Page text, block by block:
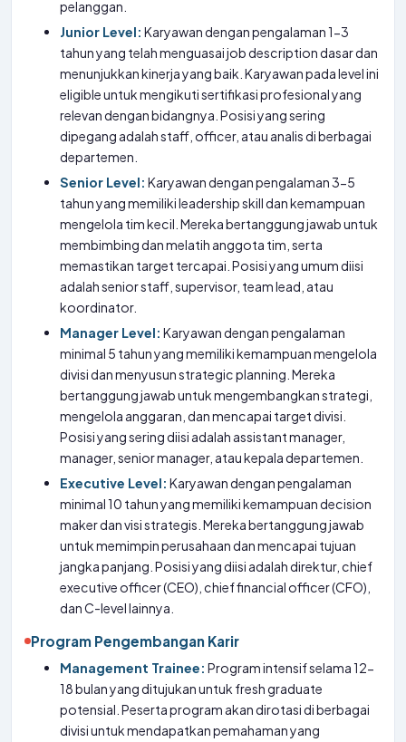
pelanggan.
Junior Level: Karyawan dengan pengalaman 1-3
tahun yang telah menguasai job description dasar dan
menunjukkan kinerja yang baik. Karyawan pada level ini
eligible untuk mengikuti sertifikasi profesional yang
relevan dengan bidangnya. Posisi yang sering
dipegang adalah staff, officer, atau analis di berbagai
departemen.
Senior Level: Karyawan dengan pengalaman 3-5
tahun yang memiliki leadership skill dan kemampuan
mengelola tim kecil. Mereka bertanggung jawab untuk
membimbing dan melatih anggota tim, serta
memastikan target tercapai. Posisi yang umum diisi
adalah senior staff, supervisor, team lead, atau
koordinator.
Manager Level: Karyawan dengan pengalaman
minimal 5 tahun yang memiliki kemampuan mengelola
divisi dan menyusun strategic planning. Mereka
bertanggung jawab untuk mengembangkan strategi,
mengelola anggaran, dan mencapai target divisi.
Posisi yang sering diisi adalah assistant manager,
manager, senior manager, atau kepala departemen.
Executive Level: Karyawan dengan pengalaman
minimal 10 tahun yang memiliki kemampuan decision
maker dan visi strategis. Mereka bertanggung jawab
untuk memimpin perusahaan dan mencapai tujuan
jangka panjang. Posisi yang diisi adalah direktur, chief
executive officer (CEO), chief financial officer (CFO),
dan C-level lainnya.
Program Pengembangan Karir
Management Trainee: Program intensif selama 12-
18 bulan yang ditujukan untuk fresh graduate
potensial. Peserta program akan dirotasi di berbagai
divisi untuk mendapatkan pemahaman yang